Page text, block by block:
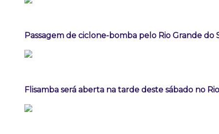
Passagem de ciclone-bomba pelo Rio Grande
Flisamba será aberta na tarde deste sábado no